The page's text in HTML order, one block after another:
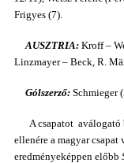
Frigyes (7).
AUSZTRIA: Kroff –
Linzmayer – Beck, R.
Gólszerző: Schmieger
A csapatot aválogató
ellenére a magyar
eredményeképpen előbb